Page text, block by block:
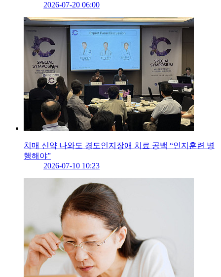
2026-07-20 06:00
치매 신약 나와도 경도인지장애 치료 공백 “인지훈련 병
행해야”
2026-07-10 10:23